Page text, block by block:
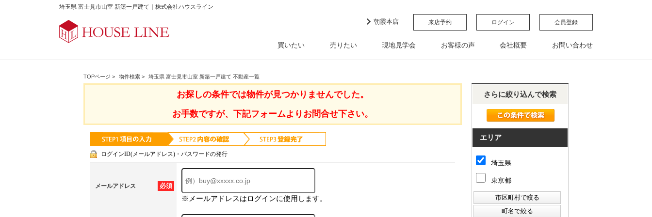
埼玉県 富士見市山室 新築一戸建て｜株式会社ハウスライン
朝霞本店 来店予約 ログイン 会員登録
買いたい 売りたい 現地見学会 お客様の声 会社概要 お問い合わせ
TOPページ > 物件検索 > 埼玉県 富士見市山室 新築一戸建て 不動産一覧
お探しの条件では物件が見つかりませんでした。
お手数ですが、下記フォームよりお問合せ下さい。
ログインID(メールアドレス)・パスワードの発行
必須
メールアドレス
※メールアドレスはログインに使用します。
さらに絞り込んで検索
エリア
埼玉県
東京都